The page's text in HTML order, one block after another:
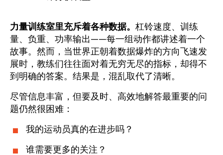
力量训练室里充斥着各种数据。 杠铃速度、训练
量、负重、功率输出——每一组动作都讲述着一个
故事。然而，当世界正朝着数据爆炸的方向飞速发
展时，教练们往往面对着无穷无尽的指标，却得不
到明确的答案。结果是，混乱取代了清晰。
尽管信息丰富，但要及时、高效地解答最重要的问
题仍然很困难：
我的运动员真的在进步吗？
谁需要更多的关注？